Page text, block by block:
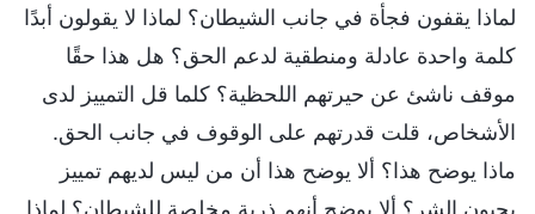
لماذا يقفون فجأة في جانب الشيطان؟ لماذا لا يقولون أبدًا
كلمة واحدة عادلة ومنطقية لدعم الحق؟ هل هذا حقًا
موقف ناشئ عن حيرتهم اللحظية؟ كلما قل التمييز لدى
الأشخاص، قلت قدرتهم على الوقوف في جانب الحق.
ماذا يوضح هذا؟ ألا يوضح هذا أن من ليس لديهم تمييز
يحبون الشر؟ ألا يوضح أنهم ذرية مخلصة للشيطان؟ لماذا